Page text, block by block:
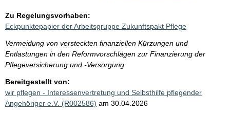
Zu Regelungsvorhaben:
Eckpunktepapier der Arbeitsgruppe Zukunftspakt Pflege
Vermeidung von versteckten finanziellen Kürzungen und
Entlastungen in den Reformvorschlägen zur Finanzierung der
Pflegeversicherung und -Versorgung
Bereitgestellt von:
wir pflegen - Interessenvertretung und Selbsthilfe pflegender
Angehöriger e.V. (R002586) am 30.04.2026